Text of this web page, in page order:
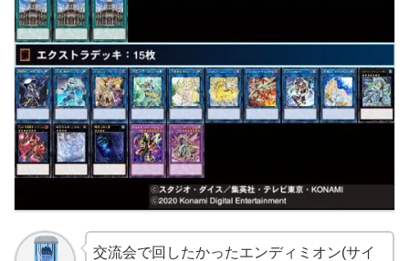
交流会で回したかったエンディミオン(サイ